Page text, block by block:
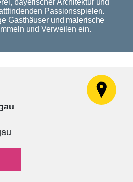
bayerischer Architektur und
Passionsspielen.
Gasthäuser und malerische
und Verweilen ein.